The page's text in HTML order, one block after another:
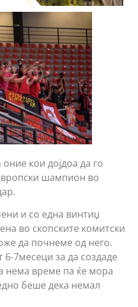
кои дојдоа да го
шампион во
и со една винтиџ
во скопските комитски
да почнеме од него.
6-7месеци за да создаде
нема време па ќе мора
беше дека немал